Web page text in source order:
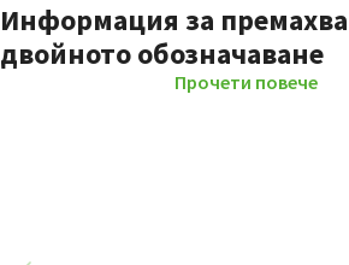
Информация за
двойното обозначаване
Прочети повече